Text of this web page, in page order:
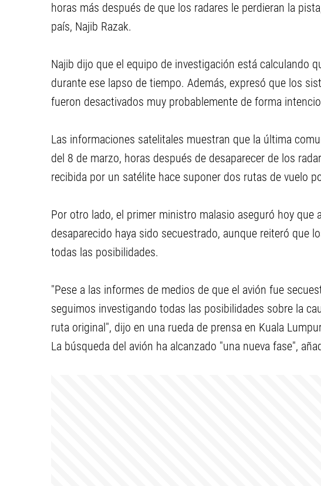
horas más después de que los radares le perdieran la
país, Najib Razak.
Najib dijo que el equipo de investigación está calculando
durante ese lapso de tiempo. Además, expresó que los
fueron desactivados muy probablemente de forma
Las informaciones satelitales muestran que la última
del 8 de marzo, horas después de desaparecer de los
recibida por un satélite hace suponer dos rutas de vuelo
Por otro lado, el primer ministro malasio aseguró hoy que
desaparecido haya sido secuestrado, aunque reiteró que
todas las posibilidades.
"Pese a las informes de medios de que el avión fue
seguimos investigando todas las posibilidades sobre la
ruta original", dijo en una rueda de prensa en Kuala
La búsqueda del avión ha alcanzado "una nueva fase",